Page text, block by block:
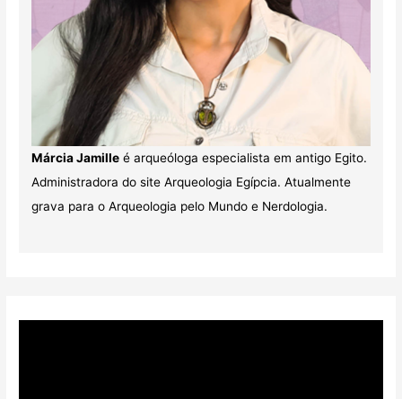
Márcia Jamilleé arqueóloga especialista em antigo Egito.
Administradora do site Arqueologia Egípcia. Atualmente
grava para o Arqueologia pelo Mundo e Nerdologia.